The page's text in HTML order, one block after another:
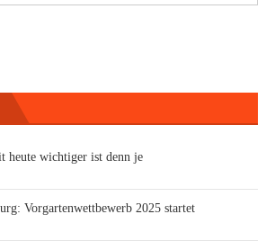
heute wichtiger ist denn je
Vorgartenwettbewerb 2025 startet